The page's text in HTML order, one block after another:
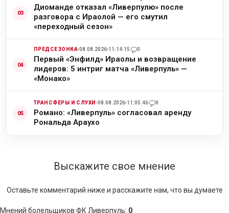
Диоманде отказал «Ливерпулю» после
разговора с Ираолой — его смутил
«переходный сезон»
ПРЕДСЕЗОНКА 08.08.2026 11:14:15 0
Первый «Энфилд» Ираолы и возвращение
лидеров: 5 интриг матча «Ливерпуль» —
«Монако»
ТРАНСФЕРЫ И СЛУХИ 08.08.2026 11:05:46 0
Романо: «Ливерпуль» согласовал аренду
Рональда Араухо
Выскажите свое мнение
Оставьте комментарий ниже и расскажите нам, что вы думаете
Мнений болельщиков ФК Ливерпуль: 0